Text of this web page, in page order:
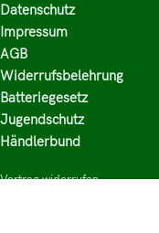
Datenschutz
Impressum
AGB
Widerrufsbelehrung
Batteriegesetz
Jugendschutz
Händlerbund
Vertrag widerrufen